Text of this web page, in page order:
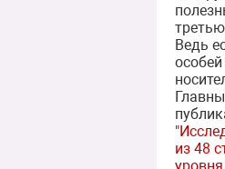
Ведь
из 48